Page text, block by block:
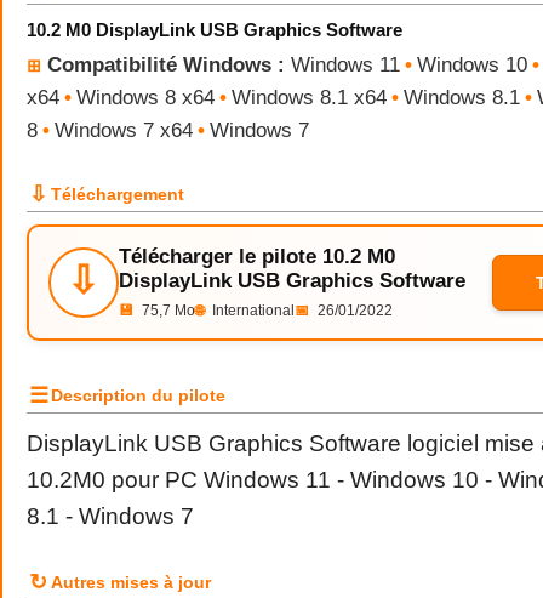
10.2 M0 DisplayLink USB Graphics Software
⊞ Compatibilité Windows : Windows 11 • Windows 10 •
x64 • Windows 8 x64 • Windows 8.1 x64 • Windows 8.1 •
8 • Windows 7 x64 • Windows 7
⇩ Téléchargement
⇩
Télécharger le pilote 10.2 M0
DisplayLink USB Graphics Software
💾 75,7 Mo🌐 International 📅 26/01/2022
☰Description du pilote
DisplayLink USB Graphics Software logiciel mise
10.2M0 pour PC Windows 11 - Windows 10 -
8.1 - Windows 7
↻ Autres mises à jour